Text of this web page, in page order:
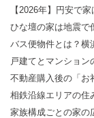
【2026年】円安で
ひな壇の家は地震で
バス便物件とは？横
戸建てとマンション
不動産購入後の「お
相鉄沿線エリアの住
家族構成ごとの家の